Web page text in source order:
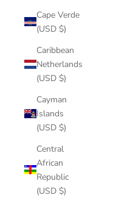
Cape Verde
(USD $)
Caribbean
Netherlands
(USD $)
Cayman
Islands
(USD $)
Central
African
Republic
(USD $)